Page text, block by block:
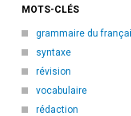
MOTS-CLÉS
grammaire du
syntaxe
révision
vocabulaire
rédaction